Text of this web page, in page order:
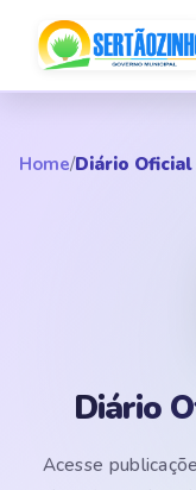
Home/Diário Oficial
Diário
Acesse